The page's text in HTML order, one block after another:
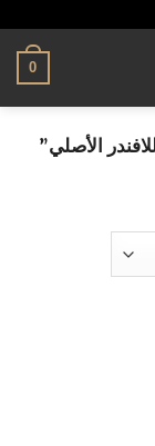
0
الأصلي”